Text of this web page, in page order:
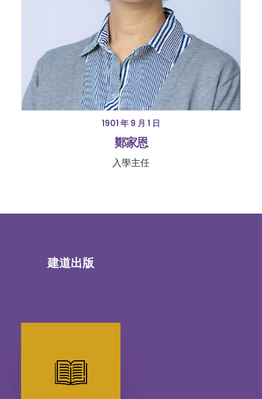
1901 年 9 月 1 日
鄭家恩
入學主任
建道出版